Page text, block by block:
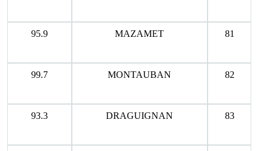
95.9 MAZAMET 81
99.7 MONTAUBAN 82
93.3 DRAGUIGNAN 83